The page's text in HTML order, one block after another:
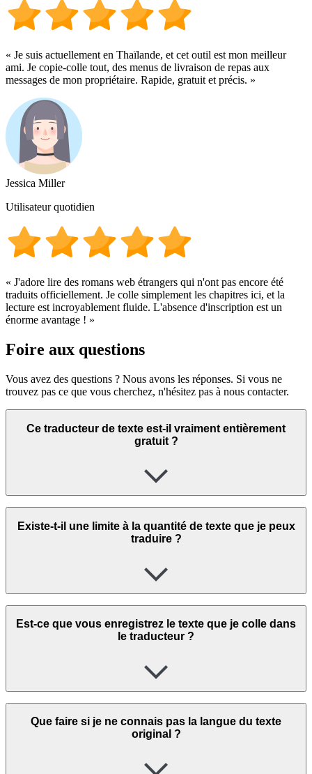
« Je suis actuellement en Thaïlande, et cet outil est mon meilleur
ami. Je copie-colle tout, des menus de livraison de repas aux
messages de mon propriétaire. Rapide, gratuit et précis. »
Jessica Miller
Utilisateur quotidien
« J'adore lire des romans web étrangers qui n'ont pas encore été
traduits officiellement. Je colle simplement les chapitres ici, et la
lecture est incroyablement fluide. L'absence d'inscription est un
énorme avantage ! »
Foire aux questions
Vous avez des questions ? Nous avons les réponses. Si vous ne
trouvez pas ce que vous cherchez, n'hésitez pas à nous contacter.
Ce traducteur de texte est-il vraiment entièrement
gratuit ?
Existe-t-il une limite à la quantité de texte que je peux
traduire ?
Est-ce que vous enregistrez le texte que je colle dans
le traducteur ?
Que faire si je ne connais pas la langue du texte
original ?